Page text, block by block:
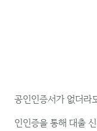
공인인증서가 없더라
인인증을 통해 대출